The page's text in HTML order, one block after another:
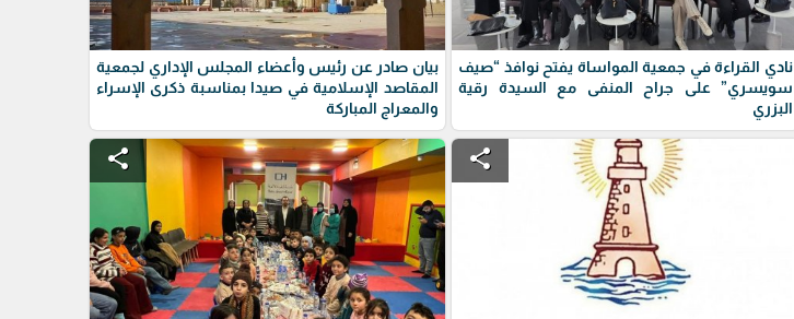
نادي القراءة في جمعية المواساة يفتح نوافذ “صيف
سويسري” على جراح المنفى مع السيدة رقية
البزري
بيان صادر عن رئيس وأعضاء المجلس الإداري لجمعية
المقاصد الإسلامية في صيدا بمناسبة ذكرى الإسراء
والمعراج المباركة
share
share